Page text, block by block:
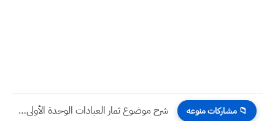
📁 مشاركات منوعه شرح موضوع ثمار العبادات الوحدة الأولى مادة التربية الإسلامية للصف...